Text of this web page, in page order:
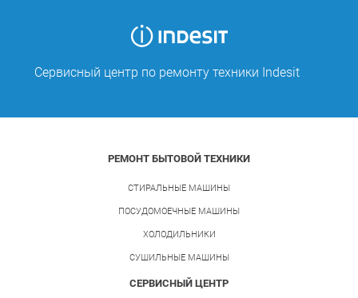
Сервисный центр по ремонту техники Indesit
РЕМОНТ БЫТОВОЙ ТЕХНИКИ
СТИРАЛЬНЫЕ МАШИНЫ
ПОСУДОМОЕЧНЫЕ МАШИНЫ
ХОЛОДИЛЬНИКИ
СУШИЛЬНЫЕ МАШИНЫ
СЕРВИСНЫЙ ЦЕНТР